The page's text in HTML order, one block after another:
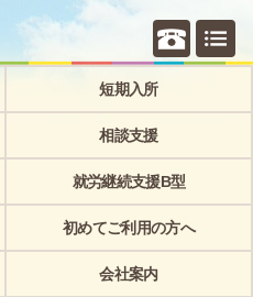
個別相
短期入所
相談支援
就労継続支援B型
初めてご利用の方へ
会社案内